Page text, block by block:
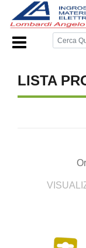
Home Page//
LISTA